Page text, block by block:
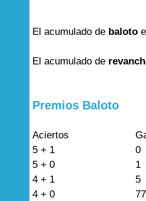
El acumulado de baloto
El acumulado de
Premios Baloto
Aciertos
5 + 1
0
5 + 0
1
4 + 1
5
4 + 0
77